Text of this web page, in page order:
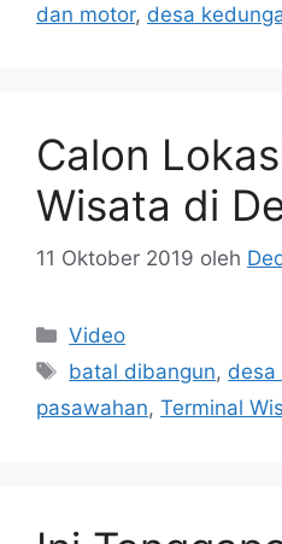
dan motor, desa
Calon
Wisata di
11 Oktober 2019 oleh
Kategori
Video
Tag
batal dibangun, desa
pasawahan, Terminal